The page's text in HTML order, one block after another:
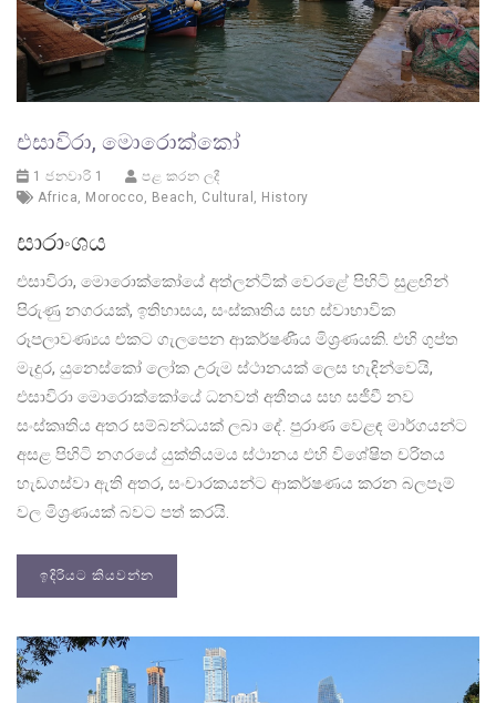
එසාවිරා, මොරොක්කෝ
1 ජනවාරි 1
පළ කරන ලදී
Africa, Morocco, Beach, Cultural , History
සාරාංශය
එසාවිරා, මොරොක්කෝයේ අත්ලන්ටික් වෙරළේ පිහිටි සුළඟින්
පිරුණු නගරයක්, ඉතිහාසය, සංස්කෘතිය සහ ස්වාභාවික
රූපලාවණ්‍යය එකට ගැලපෙන ආකර්ෂණීය මිශ්‍රණයකි. එහි ගුප්ත
මැදුර, යුනෙස්කෝ ලෝක උරුම ස්ථානයක් ලෙස හැඳින්වෙයි,
එසාවිරා මොරොක්කෝයේ ධනවත් අතීතය සහ සජීවී නව
සංස්කෘතිය අතර සම්බන්ධයක් ලබා දේ. පුරාණ වෙළඳ මාර්ගයන්ට
අසළ පිහිටි නගරයේ යුක්තියමය ස්ථානය එහි විශේෂිත චරිතය
හැඩගස්වා ඇති අතර, සංචාරකයන්ට ආකර්ෂණය කරන බලපෑම්
වල මිශ්‍රණයක් බවට පත් කරයි.
ඉදිරියට කියවන්න